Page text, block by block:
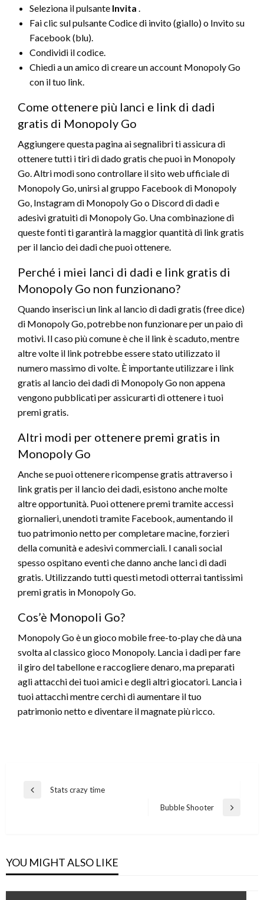
Seleziona il pulsante Invita .
Fai clic sul pulsante Codice di invito (giallo) o Invito su
Facebook (blu).
Condividi il codice.
Chiedi a un amico di creare un account Monopoly Go
con il tuo link.
Come ottenere più lanci e link di dadi
gratis di Monopoly Go
Aggiungere questa pagina ai segnalibri ti assicura di
ottenere tutti i tiri di dado gratis che puoi in Monopoly
Go. Altri modi sono controllare il sito web ufficiale di
Monopoly Go, unirsi al gruppo Facebook di Monopoly
Go, Instagram di Monopoly Go o Discord di dadi e
adesivi gratuiti di Monopoly Go. Una combinazione di
queste fonti ti garantirà la maggior quantità di link gratis
per il lancio dei dadi che puoi ottenere.
Perché i miei lanci di dadi e link gratis di
Monopoly Go non funzionano?
Quando inserisci un link al lancio di dadi gratis (free dice)
di Monopoly Go, potrebbe non funzionare per un paio di
motivi. Il caso più comune è che il link è scaduto, mentre
altre volte il link potrebbe essere stato utilizzato il
numero massimo di volte. È importante utilizzare i link
gratis al lancio dei dadi di Monopoly Go non appena
vengono pubblicati per assicurarti di ottenere i tuoi
premi gratis.
Altri modi per ottenere premi gratis in
Monopoly Go
Anche se puoi ottenere ricompense gratis attraverso i
link gratis per il lancio dei dadi, esistono anche molte
altre opportunità. Puoi ottenere premi tramite accessi
giornalieri, unendoti tramite Facebook, aumentando il
tuo patrimonio netto per completare macine, forzieri
della comunità e adesivi commerciali. I canali social
spesso ospitano eventi che danno anche lanci di dadi
gratis. Utilizzando tutti questi metodi otterrai tantissimi
premi gratis in Monopoly Go.
Cos’è Monopoli Go?
Monopoly Go è un gioco mobile free-to-play che dà una
svolta al classico gioco Monopoly. Lancia i dadi per fare
il giro del tabellone e raccogliere denaro, ma preparati
agli attacchi dei tuoi amici e degli altri giocatori. Lancia i
tuoi attacchi mentre cerchi di aumentare il tuo
patrimonio netto e diventare il magnate più ricco.
Post
Previous
Stats crazy time
Next
Bubble Shooter
YOU MIGHT ALSO LIKE